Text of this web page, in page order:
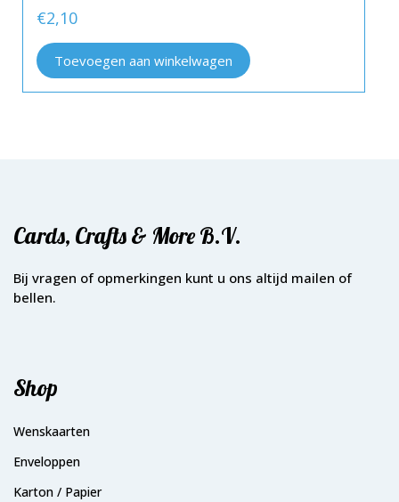
€2,10
Toevoegen aan winkelwagen
Cards, Crafts & More B.V.
Bij vragen of opmerkingen kunt u ons altijd mailen of
bellen.
Shop
Wenskaarten
Enveloppen
Karton / Papier